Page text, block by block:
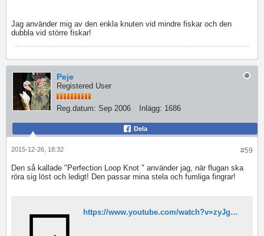
Jag använder mig av den enkla knuten vid mindre fiskar och den
dubbla vid större fiskar!
Peje
Registered User
Reg.datum: Sep 2006 Inlägg: 1686
Dela
#59
2015-12-26, 18:32
Den så kallade "Perfection Loop Knot " använder jag, när flugan ska
röra sig löst och ledigt! Den passar mina stela och fumliga fingrar!
https://www.youtube.com/watch?v=zyJgR70n1kc